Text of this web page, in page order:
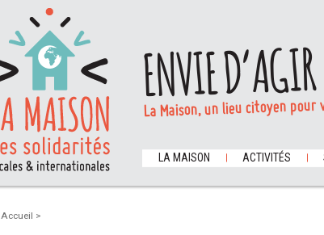
ENVIE
La Maison, un lieu citoyen
LA MAISON ACTIVITÉS
Accueil >